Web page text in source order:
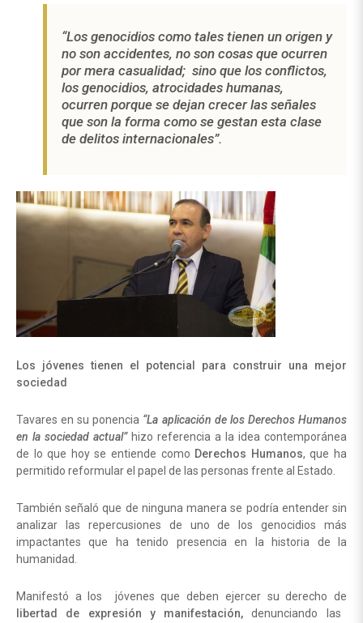
“Los genocidios como tales tienen un origen y
no son accidentes, no son cosas que ocurren
por mera casualidad; sino que los conflictos,
los genocidios, atrocidades humanas,
ocurren porque se dejan crecer las señales
que son la forma como se gestan esta clase
de delitos internacionales”.
Los jóvenes tienen el potencial para construir una mejor
sociedad
Tavares en su ponencia “La aplicación de los Derechos Humanos
en la sociedad actual”hizo referencia a la idea contemporánea
de lo que hoy se entiende como Derechos Humanos, que ha
permitido reformular el papel de las personas frente al Estado.
También señaló que de ninguna manera se podría entender sin
analizar las repercusiones de uno de los genocidios más
impactantes que ha tenido presencia en la historia de la
humanidad.
Manifestó a los jóvenes que deben ejercer su derecho de
libertad de expresión y manifestación, denunciando las